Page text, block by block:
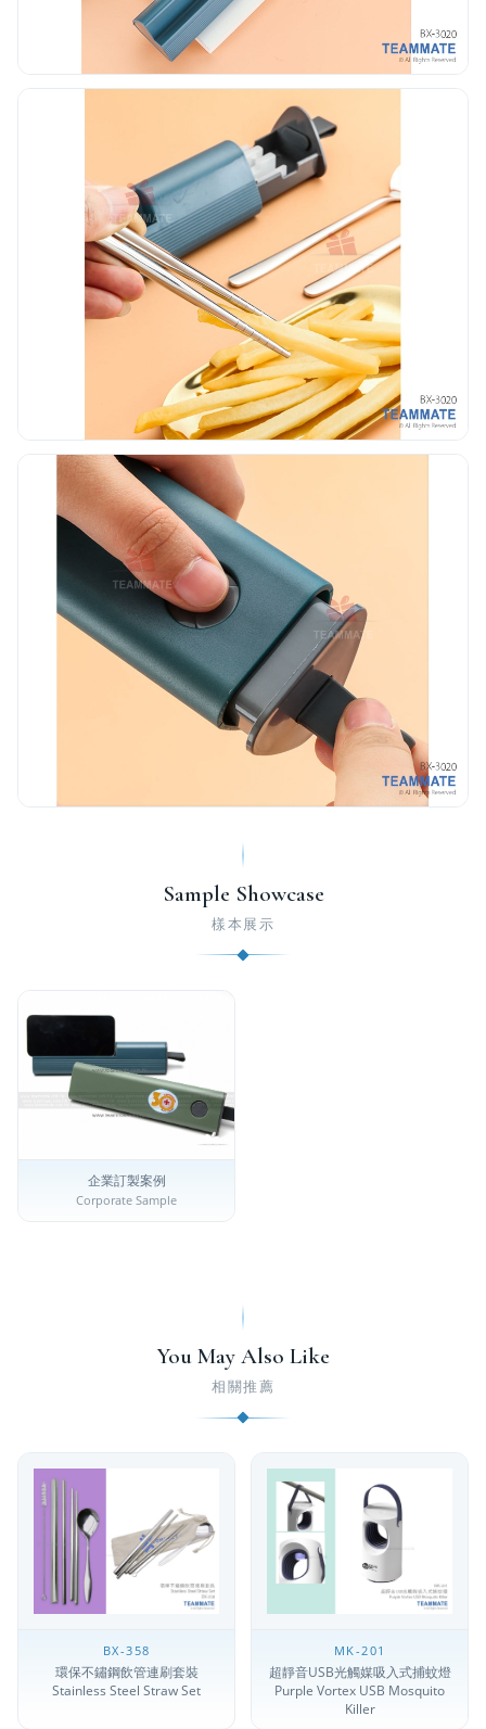
Sample Showcase
樣本展示
企業訂製案例
Corporate Sample
You May Also Like
相關推薦
BX-358
環保不鏽鋼飲管連刷套裝
Stainless Steel Straw Set
MK-201
超靜音USB光觸媒吸入式捕蚊燈
Purple Vortex USB Mosquito
Killer